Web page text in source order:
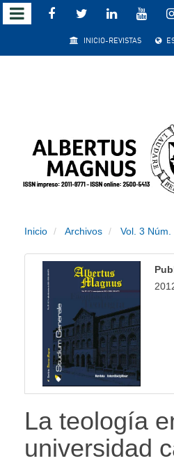
Salto
rápido
Navegación
principal
Contenido
principal
INICIO-REVISTAS
Inicio Archivos Vol. 3
La teología
universidad